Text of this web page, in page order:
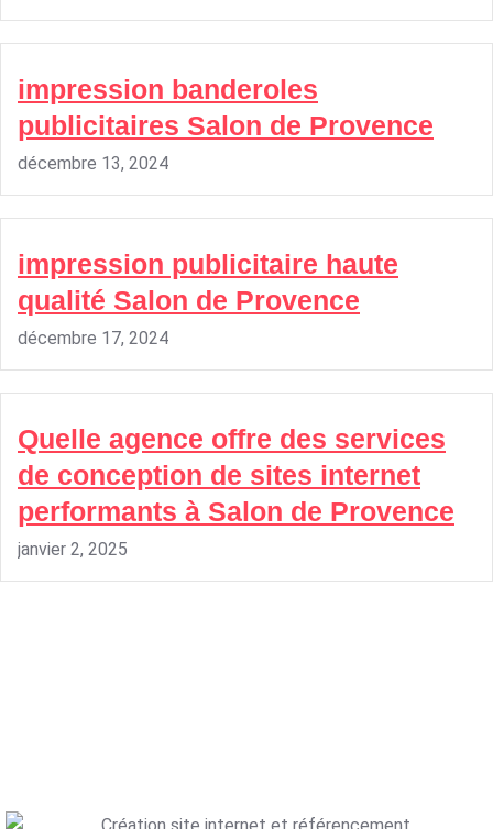
impression banderoles
publicitaires Salon de Provence
décembre 13, 2024
impression publicitaire haute
qualité Salon de Provence
décembre 17, 2024
Quelle agence offre des services
de conception de sites internet
performants à Salon de Provence
janvier 2, 2025